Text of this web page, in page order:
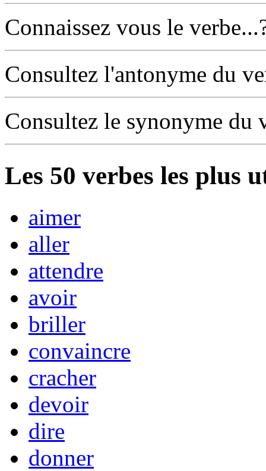
Connaissez vous le
Consultez l'antonyme du
Consultez le synonyme du
Les 50 verbes les plus
aimer
aller
attendre
avoir
briller
convaincre
cracher
devoir
dire
donner